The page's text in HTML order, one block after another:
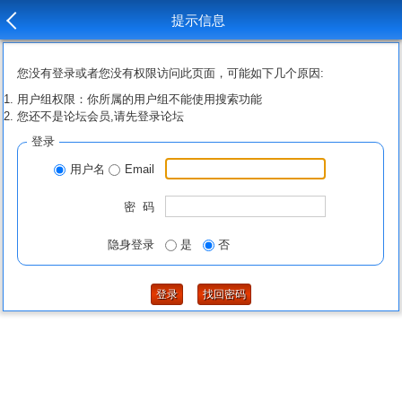
提示信息
您没有登录或者您没有权限访问此页面，可能如下几个原因:
用户组权限：你所属的用户组不能使用搜索功能
您还不是论坛会员,请先登录论坛
登录
用户名 Email
密 码
隐身登录 是 否